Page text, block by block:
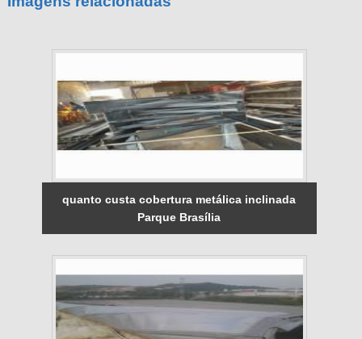
quanto custa cobertura metálica inclinada
Parque Brasília